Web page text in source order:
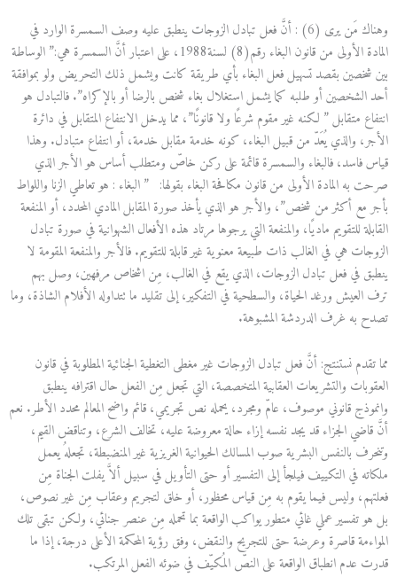
وهناك مَن يرى (6) : أنَّ فعل تبادل الزوجات ينطبق عليه وصف السمسرة الوارد في
المادة الأولى من قانون البغاء رقم(8) لسنة1988، على اعتبار أنَّ السمسرة هي:” الوساطة
بين شخصين بقصد تسهيل فعل البغاء بأي طريقة كانت ويشمل ذلك التحريض ولو بموافقة
أحد الشخصين أو طلبه كما يشمل استغلال بغاء شخص بالرضا أو بالإكراه”. فالتبادل هو
انتفاع متقابل ” لكنه غير مقوم شرعًا ولا قانونًا”، مما يدخل الانتفاع المتقابل في دائرة
الأجر، والذي يُعَدّ من قبيل البغاء، كونه خدمة مقابل خدمة، أو انتفاع متبادل. وهذا
قياس فاسد، فالبغاء والسمسرة قائمة على ركن خاصّ ومتطلب أساس هو الأجر الذي
صرحت به المادة الأولى من قانون مكافحة البغاء بقولها: ” البغاء : هو تعاطي الزنا واللواط
بأجر مع أكثر من شخص”، والأجر هو الذي يأخذ صورة المقابل المادي المحدد، أو المنفعة
القابلة للتقويم ماديًا، والمنفعة التي يرجوها مرتاد هذه الأفعال الشهوانية في صورة تبادل
الزوجات هي في الغالب ذات طبيعة معنوية غير قابلة للتقويم. فالأجر والمنفعة المقومة لا
ينطبق في فعل تبادل الزوجات، الذي يقع في الغالب، مِن اشخاص مرفهين، وصل بهم
ترف العيش ورغد الحياة، والسطحية في التفكير، إلى تقليد ما تتداوله الأفلام الشاذة، وما
تصدح به غرف الدردشة المشبوهة.
مما تقدم نستنتج: أنَّ فعل تبادل الزوجات غير مغطى التغطية الجنائية المطلوبة في قانون
العقوبات والتشريعات العقابية المتخصصة، التي تجعل مِن الفعل حال اقترافه ينطبق
وانموذج قانوني موصوف، عامّ ومجرد، يحمله نص تجريمي، قائم واضح المعالم محدد الأطر. نعم
أنَّ قاضي الجزاء قد يجد نفسه إزاء حالة معروضة عليه، تخالف الشرع، وتناقض القيم،
وتنحرف بالنفس البشرية صوب المسالك الحيوانية الغريزية غير المنضبطة، تجعلهُ يعمل
ملكاته في التكييف فيلجأ إلى التفسير أو حتى التأويل في سبيل ألاَّ يفلت الجناة مِن
فعلتهم، وليس فيما يقوم به مِن قياس محظور، أو خلق لتجريم وعقاب مِن غير نصوص،
بل هو تفسير عملي غائي متطور يواكب الواقعة بما تحمله مِن عنصر جنائي، ولكن تبقى تلك
المواءمة قاصرة وعرضة حتى للتجريح والنقض، وفق رؤية المحكمة الأعلى درجة، إذا ما
قدرت عدم انطباق الواقعة على النصّ المُكيّف في ضوئه الفعل المرتكب.